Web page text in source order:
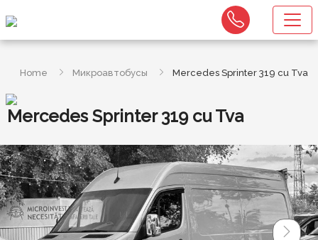
Home Микроавтобусы Mercedes Sprinter 319 cu Tva
Mercedes Sprinter 319 cu Tva